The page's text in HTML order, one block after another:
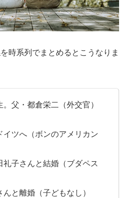
時系列でまとめるとこうなりま
父・都倉栄二（外交官）
イツへ（ボンのアメリカン
礼子さんと結婚（ブダペス
と離婚（子どもなし）